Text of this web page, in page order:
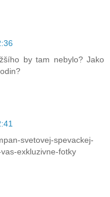
by tam nebylo? Jako
svetovej-spevackej-
exkluzivne-fotky